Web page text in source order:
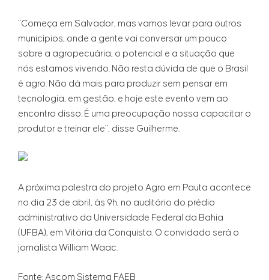
“Começa em Salvador, mas vamos levar para outros
municípios, onde a gente vai conversar um pouco
sobre a agropecuária, o potencial e a situação que
nós estamos vivendo. Não resta dúvida de que o Brasil
é agro. Não dá mais para produzir sem pensar em
tecnologia, em gestão, e hoje este evento vem ao
encontro disso. É uma preocupação nossa capacitar o
produtor e treinar ele”, disse Guilherme.
A próxima palestra do projeto Agro em Pauta acontece
no dia 23 de abril, às 9h, no auditório do prédio
administrativo da Universidade Federal da Bahia
(UFBA), em Vitória da Conquista. O convidado será o
jornalista William Waac.
Fonte: Ascom Sistema FAEB